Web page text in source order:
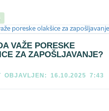
VAŽE PORESKE
ZA ZAPOŠLJAVANJE?
OBJAVLJEN: 16.10.2025 7:43